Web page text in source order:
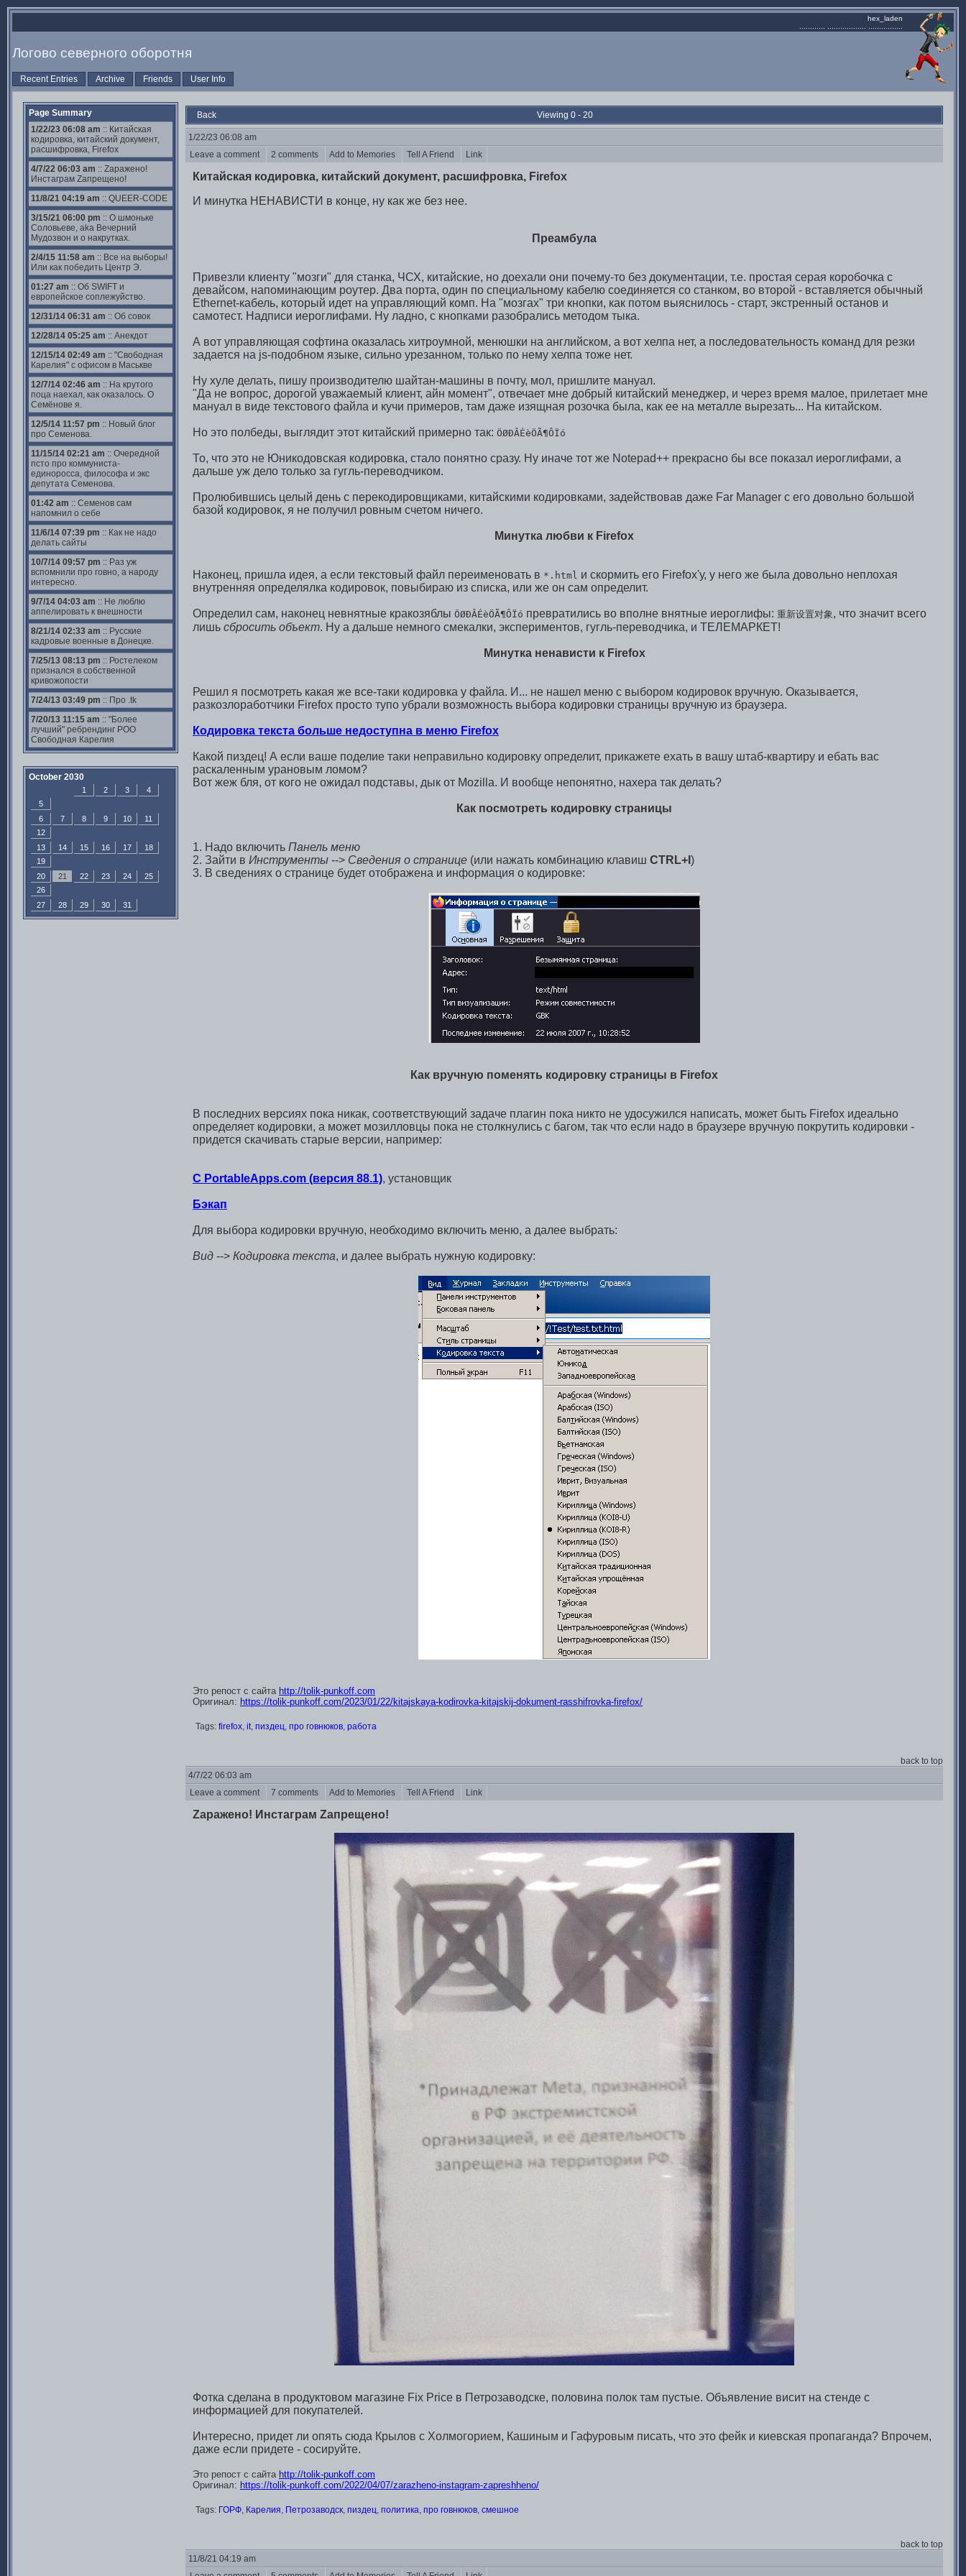
hex_laden
Логово северного оборотня
Recent Entries Archive Friends User Info
Page Summary
1/22/23 06:08 am :: Китайская
кодировка, китайский документ,
расшифровка, Firefox
4/7/22 06:03 am :: Zаражено!
Инстаграм Zапрещено!
11/8/21 04:19 am :: QUEER-CODE
3/15/21 06:00 pm :: О шмоньке
Соловьеве, aka Вечерний
Мудозвон и о накрутках.
2/4/15 11:58 am :: Все на выборы!
Или как победить Центр Э.
01:27 am :: Об SWIFT и
европейское соплежуйство.
12/31/14 06:31 am :: Об совок
12/28/14 05:25 am :: Анекдот
12/15/14 02:49 am :: "Свободная
Карелия" с офисом в Маськве
12/7/14 02:46 am :: На крутого
поца наехал, как оказалось. О
Семёнове я.
12/5/14 11:57 pm :: Новый блог
про Семенова.
11/15/14 02:21 am :: Очередной
псто про коммуниста-
единоросса, философа и экс
депутата Семенова.
01:42 am :: Семенов сам
напомнил о себе
11/6/14 07:39 pm :: Как не надо
делать сайты
10/7/14 09:57 pm :: Раз уж
вспомнили про говно, а народу
интересно.
9/7/14 04:03 am :: Не люблю
аппелировать к внешности
8/21/14 02:33 am :: Русские
кадровые военные в Донецке.
7/25/13 08:13 pm :: Ростелеком
признался в собственной
кривожопости
7/24/13 03:49 pm :: Про .tk
7/20/13 11:15 am :: "Более
лучший" ребрендинг РОО
Свободная Карелия
October 2030
1 2 3
4
5
6
7 8 9 10
11
12
13
14 15 16 17
18
19
20
21 22 23 24
25
26
27
28 29 30 31
Back Viewing 0 - 20
1/22/23 06:08 am
Leave a comment
2 comments Add to Memories Tell A Friend Link
Китайская кодировка, китайский документ, расшифровка, Firefox
И минутка НЕНАВИСТИ в конце, ну как же без нее.
Преамбула
Привезли клиенту "мозги" для станка, ЧСХ, китайские, но доехали они почему-то без документации, т.е. простая серая коробочка с
девайсом, напоминающим роутер. Два порта, один по специальному кабелю соединяется со станком, во второй - вставляется обычный
Ethernet-кабель, который идет на управляющий комп. На "мозгах" три кнопки, как потом выяснилось - старт, экстренный останов и
самотест. Надписи иероглифами. Ну ладно, с кнопками разобрались методом тыка.
А вот управляющая софтина оказалась хитроумной, менюшки на английском, а вот хелпа нет, а последовательность команд для резки
задается на js-подобном языке, сильно урезанном, только по нему хелпа тоже нет.
Ну хуле делать, пишу производителю шайтан-машины в почту, мол, пришлите мануал.
"Да не вопрос, дорогой уважаемый клиент, айн момент", отвечает мне добрый китайский менеджер, и через время малое, прилетает мне
мануал в виде текстового файла и кучи примеров, там даже изящная розочка была, как ее на металле вырезать... На китайском.
Но это полбеды, выглядит этот китайский примерно так: ÖØÐÂÉèÖÃ¶ÔÏó
То, что это не Юникодовская кодировка, стало понятно сразу. Ну иначе тот же Notepad++ прекрасно бы все показал иероглифами, а
дальше уж дело только за гугль-переводчиком.
Пролюбившись целый день с перекодировщиками, китайскими кодировками, задействовав даже Far Manager с его довольно большой
базой кодировок, я не получил ровным счетом ничего.
Минутка любви к Firefox
Наконец, пришла идея, а если текстовый файл переименовать в *.html и скормить его Firefox'у, у него же была довольно неплохая
внутренняя определялка кодировок, повыбираю из списка, или же он сам определит.
Определил сам, наконец невнятные кракозяблы ÖØÐÂÉèÖÃ¶ÔÏó превратились во вполне внятные иероглифы: 重新设置对象, что значит всего
лишь сбросить объект. Ну а дальше немного смекалки, экспериментов, гугль-переводчика, и ТЕЛЕМАРКЕТ!
Минутка ненависти к Firefox
Решил я посмотреть какая же все-таки кодировка у файла. И... не нашел меню с выбором кодировок вручную. Оказывается,
разкозлоработчики Firefox просто тупо убрали возможность выбора кодировки страницы вручную из браузера.
Кодировка текста больше недоступна в меню Firefox
Какой пиздец! А если ваше поделие таки неправильно кодировку определит, прикажете ехать в вашу штаб-квартиру и ебать вас
раскаленным урановым ломом?
Вот жеж бля, от кого не ожидал подставы, дык от Mozilla. И вообще непонятно, нахера так делать?
Как посмотреть кодировку страницы
1. Надо включить Панель меню
2. Зайти в Инструменты --> Сведения о странице (или нажать комбинацию клавиш CTRL+I )
3. В сведениях о странице будет отображена и информация о кодировке:
Как вручную поменять кодировку страницы в Firefox
В последних версиях пока никак, соответствующий задаче плагин пока никто не удосужился написать, может быть Firefox идеально
определяет кодировки, а может мозилловцы пока не столкнулись с багом, так что если надо в браузере вручную покрутить кодировки -
придется скачивать старые версии, например:
С PortableApps.com (версия 88.1), установщик
Бэкап
Для выбора кодировки вручную, необходимо включить меню, а далее выбрать:
Вид --> Кодировка текста, и далее выбрать нужную кодировку:
Это репост с сайта http://tolik-punkoff.com
Оригинал: https://tolik-punkoff.com/2023/01/22/kitajskaya-kodirovka-kitajskij-dokument-rasshifrovka-firefox/
Tags: firefox, it, пиздец, про говнюков, работа
back to top
4/7/22 06:03 am
Leave a comment
7 comments Add to Memories Tell A Friend Link
Zаражено! Инстаграм Zапрещено!
Фотка сделана в продуктовом магазине Fix Price в Петрозаводске, половина полок там пустые. Объявление висит на стенде с
информацией для покупателей.
Интересно, придет ли опять сюда Крылов с Холмогорием, Кашиным и Гафуровым писать, что это фейк и киевская пропаганда? Впрочем,
даже если придете - сосируйте.
Это репост с сайта http://tolik-punkoff.com
Оригинал: https://tolik-punkoff.com/2022/04/07/zarazheno-instagram-zapreshheno/
Tags: ГОРФ, Карелия, Петрозаводск, пиздец, политика, про говнюков, смешное
back to top
11/8/21 04:19 am